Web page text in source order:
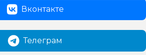
Вконтакте
Телеграм